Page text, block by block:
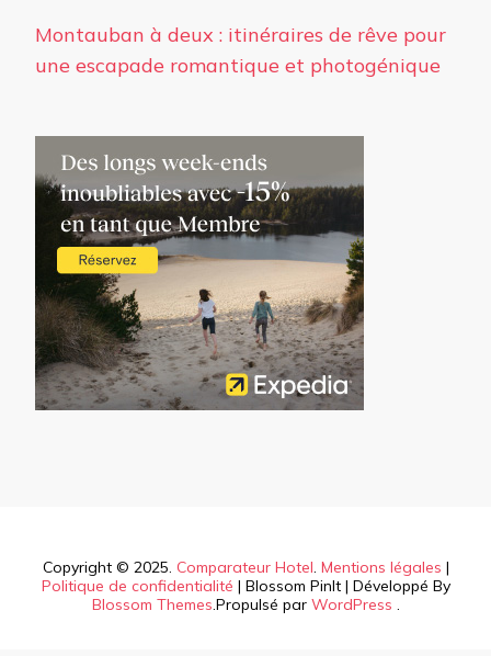
Montauban à deux : itinéraires de rêve pour
une escapade romantique et photogénique
Copyright © 2025. Comparateur Hotel. Mentions légales |
Politique de confidentialité | Blossom PinIt | Développé By
Blossom Themes.Propulsé par WordPress .